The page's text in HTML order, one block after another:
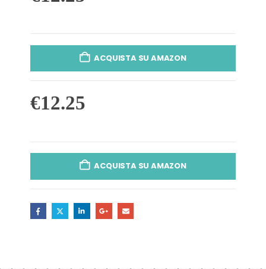
ACQUISTA SU AMAZON
€12.25
ACQUISTA SU AMAZON